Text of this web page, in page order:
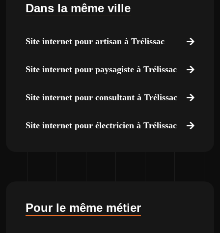
Dans la même ville
Site internet pour artisan à Trélissac
Site internet pour paysagiste à Trélissac
Site internet pour consultant à Trélissac
Site internet pour électricien à Trélissac
Pour le même métier